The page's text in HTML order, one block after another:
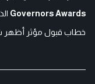
Governors Awards
خطاب قبول مؤثر أظهر